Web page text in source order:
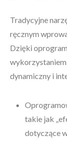
Tradycyjne
ręcznym
Dzięki
dynamiczny i
takie jak
dotyczące